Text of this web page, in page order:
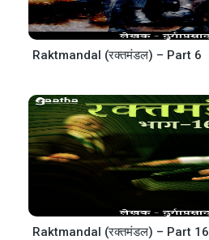
Raktmandal (रक्तमंडल) – Part 6
Raktmandal (रक्तमंडल) – Part 16